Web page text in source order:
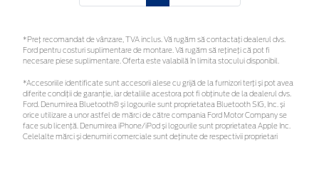
*Preţ recomandat de vânzare, TVA inclus. Vă rugăm să contactaţi dealerul dvs.
Ford pentru costuri suplimentare de montare. Vă rugăm să rețineți că pot fi
necesare piese suplimentare. Oferta este valabilă în limita stocului disponibil.
*Accesoriile identificate sunt accesorii alese cu grijă de la furnizori terți și pot avea
diferite condiții de garanție, iar detaliile acestora pot fi obținute de la dealerul dvs.
Ford. Denumirea Bluetooth® și logourile sunt proprietatea Bluetooth SIG, Inc. și
orice utilizare a unor astfel de mărci de către compania Ford Motor Company se
face sub licență. Denumirea iPhone/iPod și logourile sunt proprietatea Apple Inc.
Celelalte mărci și denumiri comerciale sunt deținute de respectivii proprietari